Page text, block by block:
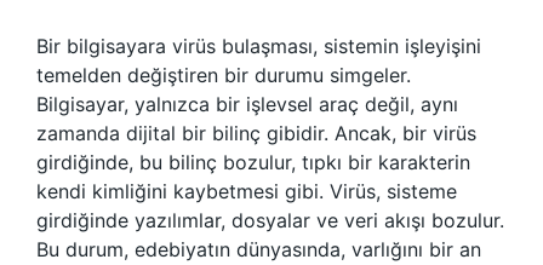
Bir bilgisayara virüs bulaşması, sistemin işleyişini
temelden değiştiren bir durumu simgeler.
Bilgisayar, yalnızca bir işlevsel araç değil, aynı
zamanda dijital bir bilinç gibidir. Ancak, bir virüs
girdiğinde, bu bilinç bozulur, tıpkı bir karakterin
kendi kimliğini kaybetmesi gibi. Virüs, sisteme
girdiğinde yazılımlar, dosyalar ve veri akışı bozulur.
Bu durum, edebiyatın dünyasında, varlığını bir an